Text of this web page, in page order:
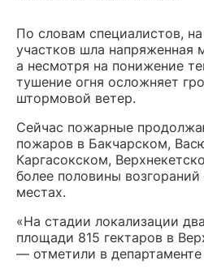
По словам специалистов,
участков шла напряженная
а несмотря на понижение
тушение огня осложняет
штормовой ветер.
Сейчас пожарные
пожаров в Бакчарском,
Каргасокском,
более половины
местах.
«На стадии локализации
площади 815 гектаров в
— отметили в департаменте